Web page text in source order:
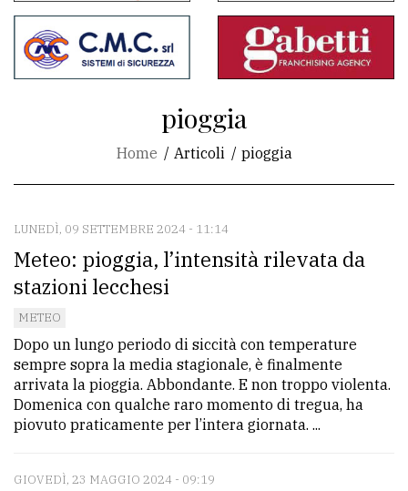
Contenuti
del
sito
CONTATTI
La
redazione
Per
la
tua
pioggia
Home Articoli pioggia
LUNEDÌ, 09 SETTEMBRE 2024 - 11:14
Meteo: pioggia, l’intensità rilevata da
stazioni lecchesi
METEO
Dopo un lungo periodo di siccità con temperature
sempre sopra la media stagionale, è finalmente
arrivata la pioggia. Abbondante. E non troppo violenta.
Domenica con qualche raro momento di tregua, ha
piovuto praticamente per l’intera giornata. ...
GIOVEDÌ, 23 MAGGIO 2024 - 09:19